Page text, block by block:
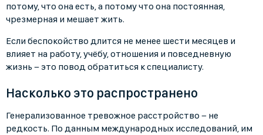
потому, что она есть, а потому что она постоянная,
чрезмерная и мешает жить.
Если беспокойство длится не менее шести месяцев и
влияет на работу, учёбу, отношения и повседневную
жизнь − это повод обратиться к специалисту.
Насколько это распространено
Генерализованное тревожное расстройство − не
редкость. По данным международных исследований, им